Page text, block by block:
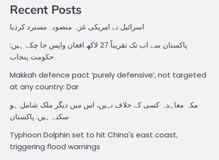
Recent Posts
اسرائیل نے امریکی غزہ منصوبہ مسترد کردیا
پاکستان سے اب تک تقریباً 27 لاکھ افغان واپس جا چکے ہیں:
حکومت پنجاب
Makkah defence pact ‘purely defensive’, not targeted
at any country: Dar
مکہ معاہدہ کسی کے خلاف نہیں، اس میں دیگر ملک شامل ہو
سکتے ہیں: پاکستان
Typhoon Dolphin set to hit China's east coast,
triggering flood warnings